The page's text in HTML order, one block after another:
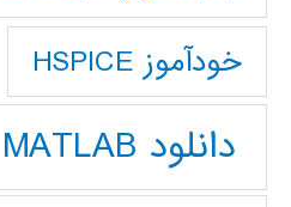
خودآموز HSPICE
دانلود MATLAB